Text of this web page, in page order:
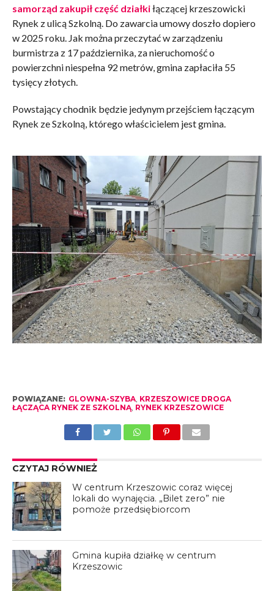
samorząd zakupił część działkiłączącej krzeszowicki
Rynek z ulicą Szkolną. Do zawarcia umowy doszło dopiero
w 2025 roku. Jak można przeczytać w zarządzeniu
burmistrza z 17 października, za nieruchomość o
powierzchni niespełna 92 metrów, gmina zapłaciła 55
tysięcy złotych.
Powstający chodnik będzie jedynym przejściem łączącym
Rynek ze Szkolną, którego właścicielem jest gmina.
POWIĄZANE: GLOWNA-SZYBA, KRZESZOWICE DROGA
ŁĄCZĄCA RYNEK ZE SZKOLNĄ, RYNEK KRZESZOWICE
CZYTAJ RÓWNIEŻ
W centrum Krzeszowic coraz więcej
lokali do wynajęcia. „Bilet zero” nie
pomoże przedsiębiorcom
Gmina kupiła działkę w centrum
Krzeszowic